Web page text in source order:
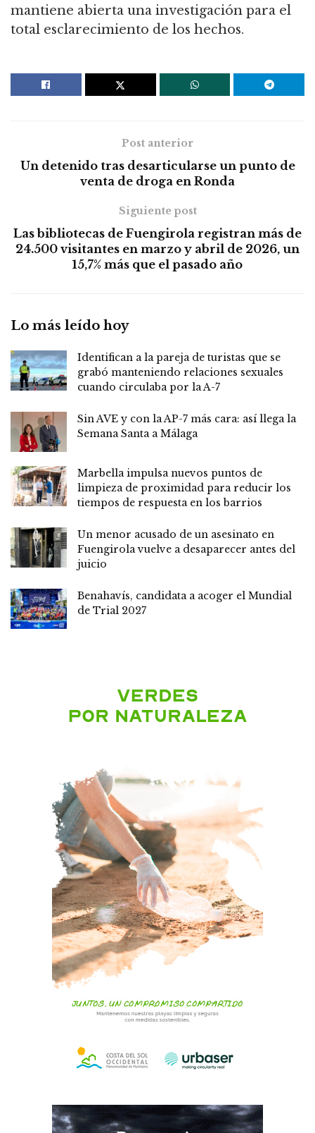
mantiene abierta una investigación para el
total esclarecimiento de los hechos.
Post anterior
Un detenido tras desarticularse un punto de
venta de droga en Ronda
Siguiente post
Las bibliotecas de Fuengirola registran más de
24.500 visitantes en marzo y abril de 2026, un
15,7% más que el pasado año
Lo más leído hoy
Identifican a la pareja de turistas que se
grabó manteniendo relaciones sexuales
cuando circulaba por la A-7
Sin AVE y con la AP-7 más cara: así llega la
Semana Santa a Málaga
Marbella impulsa nuevos puntos de
limpieza de proximidad para reducir los
tiempos de respuesta en los barrios
Un menor acusado de un asesinato en
Fuengirola vuelve a desaparecer antes del
juicio
Benahavís, candidata a acoger el Mundial
de Trial 2027